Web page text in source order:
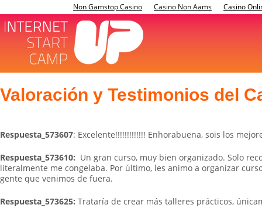
Non Gamstop Casino Casino Non Aams Casino
Valoración y Testimonios del
Respuesta_573607: Excelente!!!!!!!!!!!!! Enhorabuena, sois los
Respuesta_573610: Un gran curso, muy bien organizado. Solo
literalmente me congelaba. Por último, les animo a organizar
gente que venimos de fuera.
Respuesta_573625: Trataría de crear más talleres prácticos,